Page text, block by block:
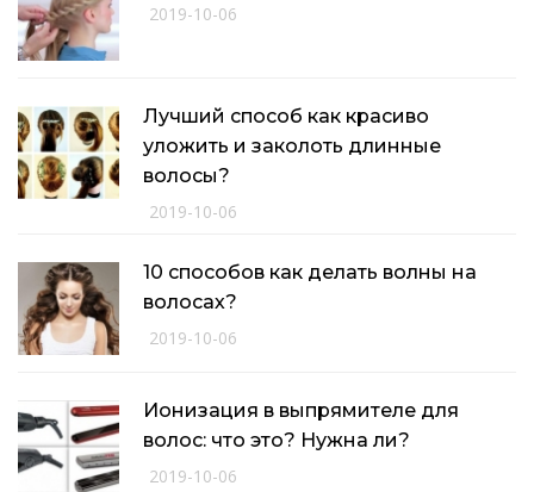
2019-10-06
Лучший способ как красиво
уложить и заколоть длинные
волосы?
2019-10-06
10 способов как делать волны на
волосах?
2019-10-06
Ионизация в выпрямителе для
волос: что это? Нужна ли?
2019-10-06